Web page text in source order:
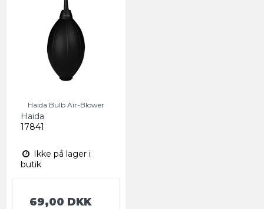
Haida Bulb Air-Blower
Haida
17841
Ikke på lager i
butik
69,00 DKK